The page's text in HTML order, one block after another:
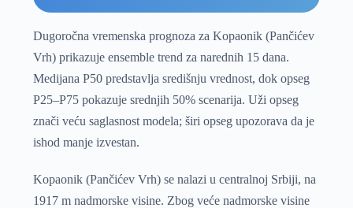
Dugoročna vremenska prognoza za Kopaonik (Pančićev
Vrh) prikazuje ensemble trend za narednih 15 dana.
Medijana P50 predstavlja središnju vrednost, dok opseg
P25–P75 pokazuje srednjih 50% scenarija. Uži opseg
znači veću saglasnost modela; širi opseg upozorava da je
ishod manje izvestan.
Kopaonik (Pančićev Vrh) se nalazi u centralnoj Srbiji, na
1917 m nadmorske visine. Zbog veće nadmorske visine